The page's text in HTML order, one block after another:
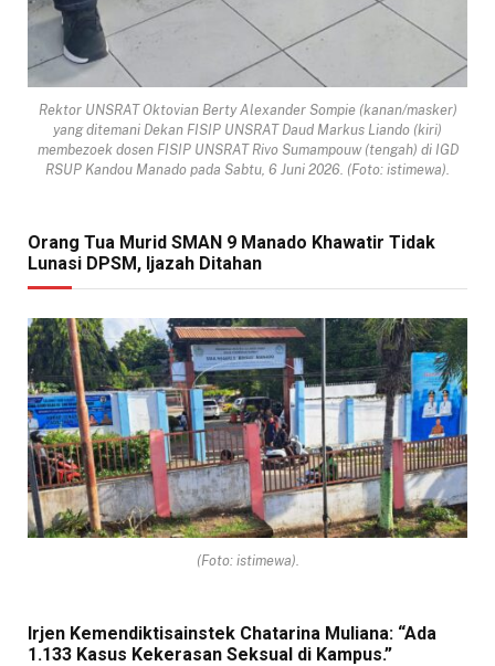
Rektor UNSRAT Oktovian Berty Alexander Sompie (kanan/masker)
yang ditemani Dekan FISIP UNSRAT Daud Markus Liando (kiri)
membezoek dosen FISIP UNSRAT Rivo Sumampouw (tengah) di IGD
RSUP Kandou Manado pada Sabtu, 6 Juni 2026. (Foto: istimewa).
Orang Tua Murid SMAN 9 Manado Khawatir Tidak
Lunasi DPSM, Ijazah Ditahan
(Foto: istimewa).
Irjen Kemendiktisainstek Chatarina Muliana: “Ada
1.133 Kasus Kekerasan Seksual di Kampus.”